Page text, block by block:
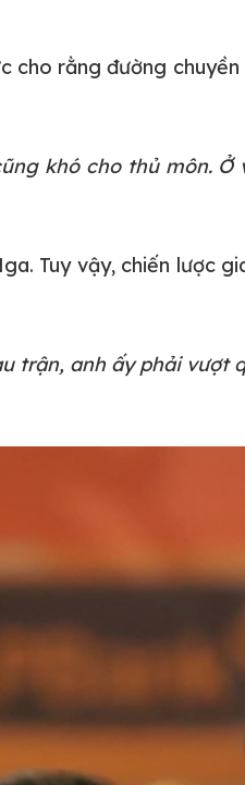
cho rằng đường
khó cho thủ môn.
Tuy vậy, chiến lược
trận, anh ấy phải vượt